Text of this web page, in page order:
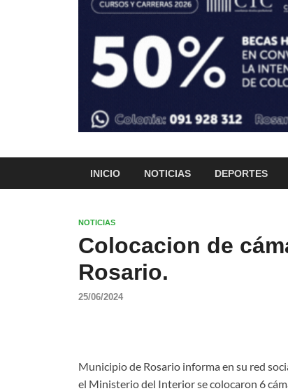
INICIO NOTICIAS DEPORTES
NOTICIAS
Colocacion de
Rosario.
25/06/2024
Municipio de Rosario informa en su red
el Ministerio del Interior se colocaron 6